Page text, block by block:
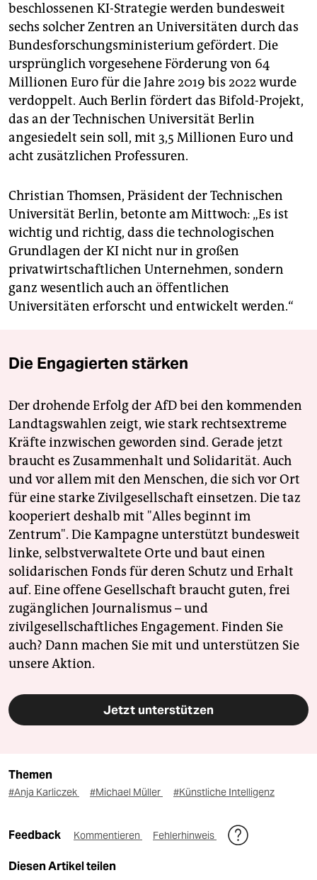
beschlossenen KI-Strategie werden bundesweit
sechs solcher Zentren an Universitäten durch das
Bundesforschungsministerium gefördert. Die
ursprünglich vorgesehene Förderung von 64
Millionen Euro für die Jahre 2019 bis 2022 wurde
verdoppelt. Auch Berlin fördert das Bifold-Projekt,
das an der Technischen Universität Berlin
angesiedelt sein soll, mit 3,5 Millionen Euro und
acht zusätzlichen Professuren.
Christian Thomsen, Präsident der Technischen
Universität Berlin, betonte am Mittwoch: „Es ist
wichtig und richtig, dass die technologischen
Grundlagen der KI nicht nur in großen
privatwirtschaftlichen Unternehmen, sondern
ganz wesentlich auch an öffentlichen
Universitäten erforscht und entwickelt werden.“
Die Engagierten stärken
Der drohende Erfolg der AfD bei den kommenden
Landtagswahlen zeigt, wie stark rechtsextreme
Kräfte inzwischen geworden sind. Gerade jetzt
braucht es Zusammenhalt und Solidarität. Auch
und vor allem mit den Menschen, die sich vor Ort
für eine starke Zivilgesellschaft einsetzen. Die taz
kooperiert deshalb mit "Alles beginnt im
Zentrum". Die Kampagne unterstützt bundesweit
linke, selbstverwaltete Orte und baut einen
solidarischen Fonds für deren Schutz und Erhalt
auf. Eine offene Gesellschaft braucht guten, frei
zugänglichen Journalismus – und
zivilgesellschaftliches Engagement. Finden Sie
auch? Dann machen Sie mit und unterstützen Sie
unsere Aktion.
Jetzt unterstützen
Themen
#Anja Karliczek #Michael Müller #Künstliche Intelligenz
Feedback Kommentieren Fehlerhinweis
Diesen Artikel teilen